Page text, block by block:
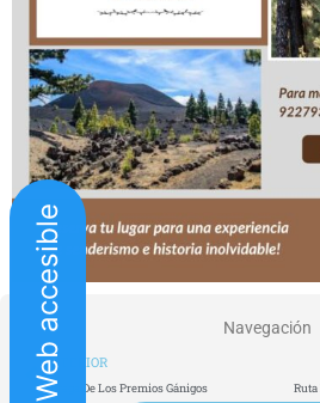
Navegación
Ant
ANTERIOR
Entrega De Los Premios Gánigos
Web accesible